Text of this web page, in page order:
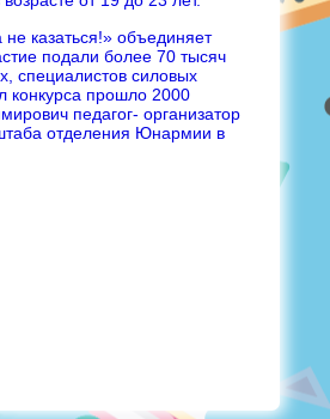
казаться!» объединяет
подали более 70 тысяч
специалистов силовых
конкурса прошло 2000
педагог- организатор
отделения Юнармии в